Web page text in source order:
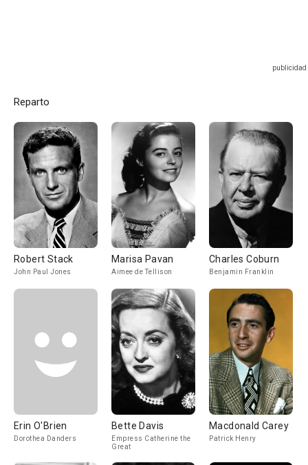
Reparto
Robert Stack
John Paul Jones
Marisa Pavan
Aimee de Tellison
Charles Coburn
Benjamin Franklin
Erin O'Brien
Dorothea Danders
Bette Davis
Empress Catherine the
Great
Macdonald Carey
Patrick Henry